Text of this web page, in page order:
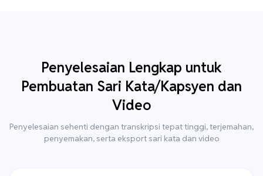
Penyelesaian Lengkap untuk
Pembuatan Sari Kata/Kapsyen dan
Video
Penyelesaian sehenti dengan transkripsi tepat tinggi, terjemahan,
penyemakan, serta eksport sari kata dan video